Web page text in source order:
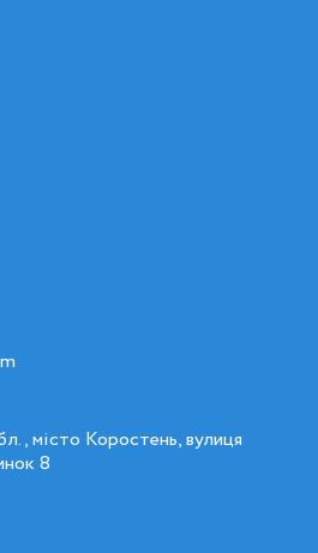
місто Коростень, вулиця
8